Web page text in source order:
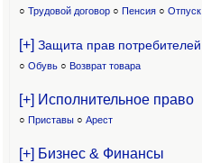
○ Трудовой договор ○ Пенсия ○ Отпуск
[+] Защита прав потребителей
○ Обувь ○ Возврат товара
[+] Исполнительное право
○ Приставы ○ Арест
[+] Бизнес & Финансы